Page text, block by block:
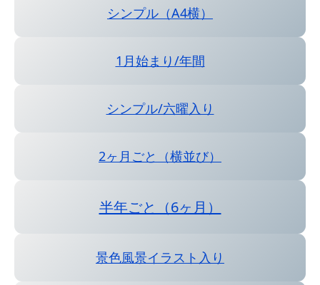
シンプル（A4横）
1月始まり/年間
シンプル/六曜入り
2ヶ月ごと（横並び）
半年ごと（6ヶ月）
景色風景イラスト入り